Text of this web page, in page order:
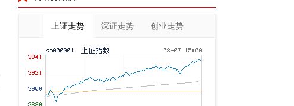
上证走势 深证走势 创业走势